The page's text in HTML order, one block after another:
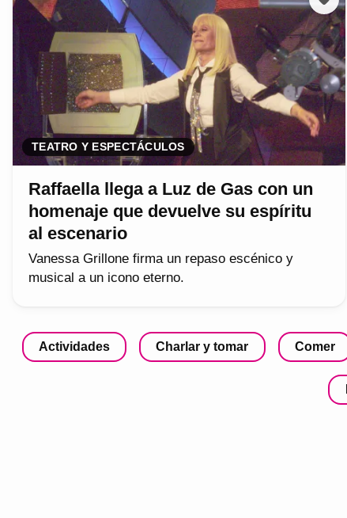
TEATRO Y ESPECTÁCULOS
Raffaella llega a Luz de Gas con un
homenaje que devuelve su espíritu
al escenario
Vanessa Grillone firma un repaso escénico y
musical a un icono eterno.
Actividades Charlar y tomar Comer